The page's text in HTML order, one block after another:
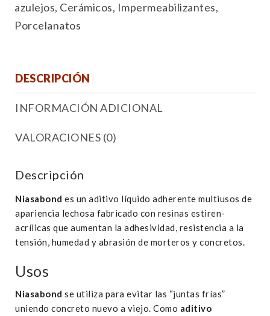
azulejos, Cerámicos, Impermeabilizantes,
Porcelanatos
DESCRIPCIÓN
INFORMACIÓN ADICIONAL
VALORACIONES (0)
Descripción
Niasabond es un aditivo líquido adherente multiusos de
apariencia lechosa fabricado con resinas estiren-
acrílicas que aumentan la adhesividad, resistencia a la
tensión, humedad y abrasión de morteros y concretos.
Usos
Niasabond se utiliza para evitar las “juntas frías”
uniendo concreto nuevo a viejo. Como aditivo